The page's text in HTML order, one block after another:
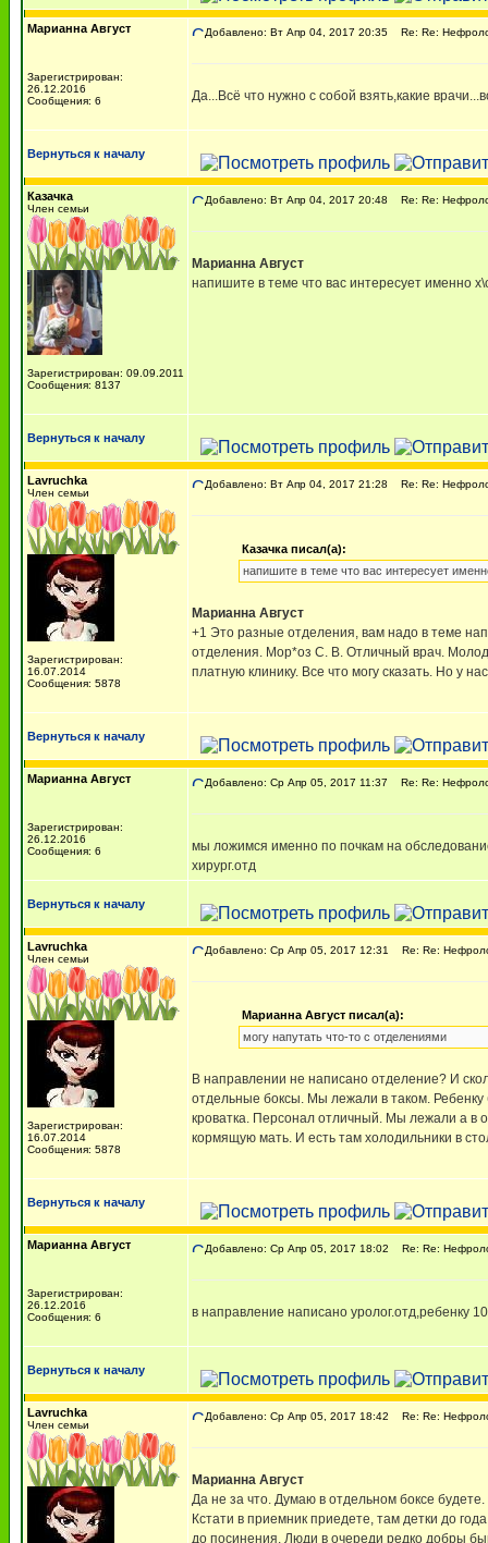
Марианна Август
Зарегистрирован:
26.12.2016
Сообщения: 6
Добавлено: Вт Апр 04, 2017 20:35 Re: Re:
Да...Всё что нужно с собой взять,какие
Вернуться к началу
Казачка
Член семьи
Зарегистрирован: 09.09.2011
Сообщения: 8137
Добавлено: Вт Апр 04, 2017 20:48 Re: Re:
Марианна Август
напишите в теме что вас интересует именно
Вернуться к началу
Lavruchka
Член семьи
Зарегистрирован:
16.07.2014
Сообщения: 5878
Добавлено: Вт Апр 04, 2017 21:28 Re: Re:
Казачка писал(а):
напишите в теме что вас интересует
Марианна Август
+1 Это разные отделения, вам надо в теме
отделения. Мор*оз С. В. Отличный врач.
платную клинику. Все что могу сказать. Но у
Вернуться к началу
Марианна Август
Зарегистрирован:
26.12.2016
Сообщения: 6
Добавлено: Ср Апр 05, 2017 11:37 Re: Re:
мы ложимся именно по почкам на
хирург.отд
Вернуться к началу
Lavruchka
Член семьи
Зарегистрирован:
16.07.2014
Сообщения: 5878
Добавлено: Ср Апр 05, 2017 12:31 Re: Re:
Марианна Август писал(а):
могу напутать что-то с отделениями
В направлении не написано отделение? И
отдельные боксы. Мы лежали в таком. Ребенку
кроватка. Персонал отличный. Мы лежали а в
кормящую мать. И есть там холодильники в
Вернуться к началу
Марианна Август
Зарегистрирован:
26.12.2016
Сообщения: 6
Добавлено: Ср Апр 05, 2017 18:02 Re: Re:
в направление написано уролог.отд,ребенку
Вернуться к началу
Lavruchka
Член семьи
Добавлено: Ср Апр 05, 2017 18:42 Re: Re:
Марианна Август
Да не за что. Думаю в отдельном боксе
Кстати в приемник приедете, там детки до
до посинения. Люди в очереди редко добры